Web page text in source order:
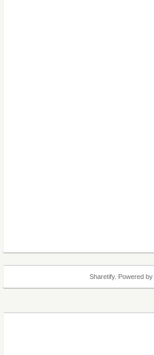
Sharetify. Powered by